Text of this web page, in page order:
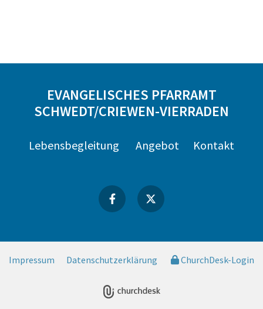
EVANGELISCHES PFARRAMT
SCHWEDT/CRIEWEN-VIERRADEN
Lebensbegleitung Angebot Kontakt
Impressum Datenschutzerklärung ChurchDesk-Login